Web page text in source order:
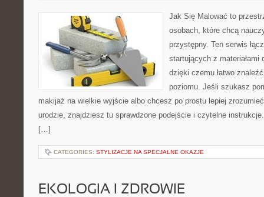
Jak Się Malować to
osobach, które chcą
przystępny. Ten serwis
startujących z materiałami
dzięki czemu łatwo
poziomu. Jeśli szukasz
makijaż na wielkie wyjście albo chcesz po prostu lepiej
urodzie, znajdziesz tu sprawdzone podejście i czytelne
[…]
CATEGORIES: STYLIZACJE NA SPECJALNE OKAZJE
EKOLOGIA I ZDROWIE